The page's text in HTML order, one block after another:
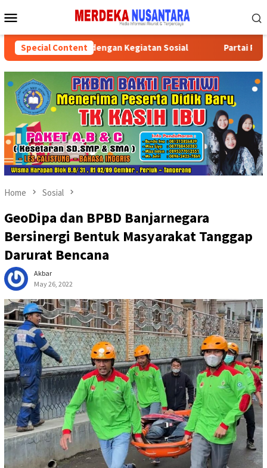
to
Menu
Special Content
ke-81 RI dengan Kegiatan Sosial Partai Politik Dapat
Home Sosial
GeoDipa dan BPBD Banjarnegara
Bersinergi Bentuk Masyarakat Tanggap
Darurat Bencana
Akbar
May 26, 2022